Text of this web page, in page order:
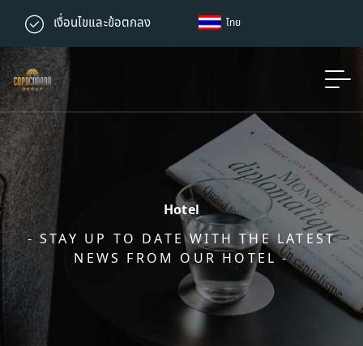
เงื่อนไขและข้อตกลง ไทย
Hotel
- STAY UP TO DATE WITH THE LATEST
NEWS FROM OUR HOTEL -